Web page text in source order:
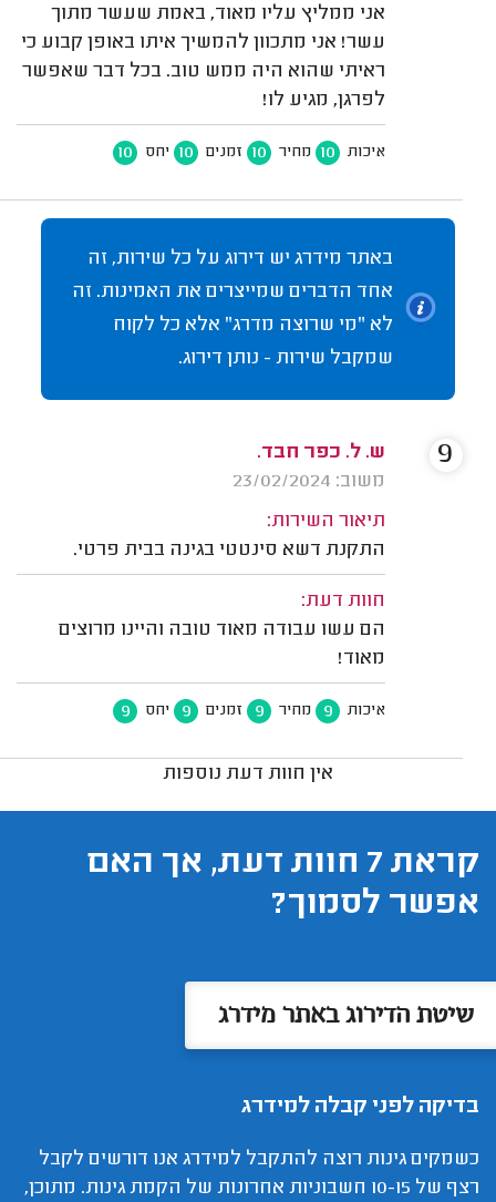
אני ממליץ עליו מאוד, באמת שעשר מתוך
עשר! אני מתכוון להמשיך איתו באופן קבוע כי
ראיתי שהוא היה ממש טוב. בכל דבר שאפשר
לפרגן, מגיע לו!
איכות 10 מחיר 10 זמנים 10 יחס 10
באתר מידרג יש דירוג על כל שירות, זה
אחד הדברים שמייצרים את האמינות. זה
לא "מי שרוצה מדרג" אלא כל לקוח
שמקבל שירות - נותן דירוג.
ש. ל. כפר חבד.
משוב: 23/02/2024
תיאור השירות:
התקנת דשא סינטטי בגינה בבית פרטי.
חוות דעת:
הם עשו עבודה מאוד טובה והיינו מרוצים
מאוד!
איכות 9 מחיר 9 זמנים 9 יחס 9
9
אין חוות דעת נוספות
קראת 7 חוות דעת, אך האם
אפשר לסמוך?
שיטת הדירוג באתר מידרג
בדיקה לפני קבלה למידרג
כשמקים גינות רוצה להתקבל למידרג אנו דורשים לקבל
רצף של 10-15 חשבוניות אחרונות של הקמת גינות. מתוכן,